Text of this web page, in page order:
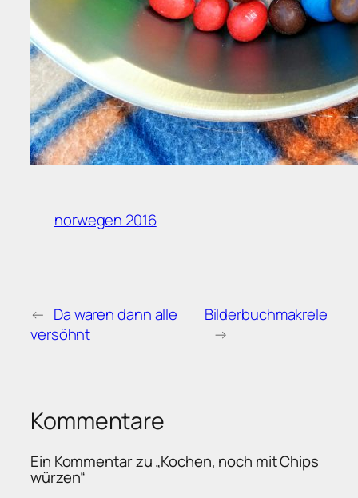
norwegen 2016
← Da waren dann alle
versöhnt
Bilderbuchmakrele
→
Kommentare
Ein Kommentar zu „Kochen, noch mit Chips
würzen“